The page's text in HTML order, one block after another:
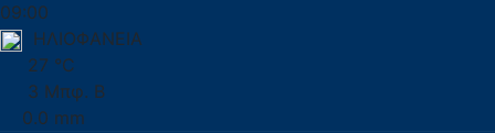
09:00
ΗΛΙΟΦΑΝΕΙΑ
27 °C
3 Μπφ. Β
0.0 mm